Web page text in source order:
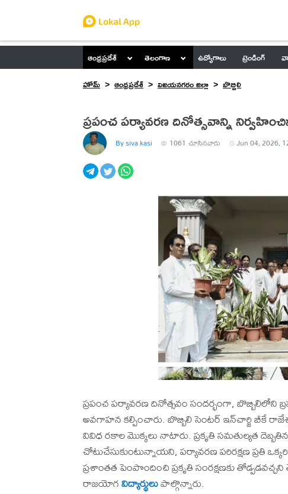
ఆంధ్రప్రదేశ్ తెలంగాణ ఉద్యోగాలు ట్రెండింగ్
హోమ్
ఆంధ్రప్రదేశ్ విజయనగరం జిల్లా బొబ్బిలి
ప్రపంచ పర్యావరణ దినోత్సవాన్ని
By siva kasi 1061 చూసినవారు Jun 04, 2026,
ప్రపంచ పర్యావరణ దినోత్సవం సందర్భంగా, బొబ్బిలిలోని
అవగాహన కల్పించారు. బొబ్బిలి సెంటర్ ఇన్‌చార్జి బీకే
వివిధ రకాల మొక్కలు నాటారు. ప్రకృతి సమతుల్యత
చోటుచేసుకుంటున్నాయని, పర్యావరణ పరిరక్షణ ప్రతి
ప్రశాంతత పెంపొందించి ప్రకృతి సంరక్షణకు
రాజయోగవిద్యార్థులుపాల్గొన్నారు.